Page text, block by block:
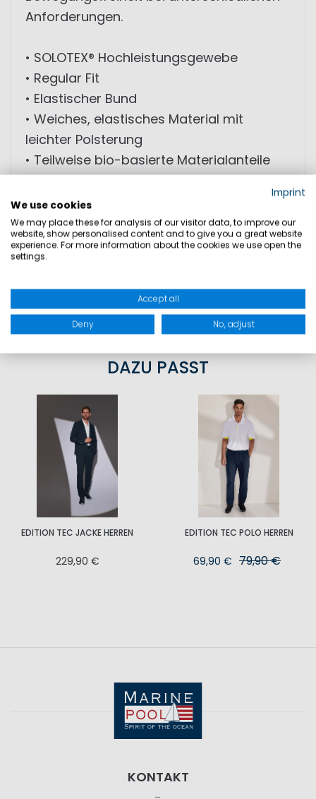
Anforderungen.
• SOLOTEX® Hochleistungsgewebe
• Regular Fit
• Elastischer Bund
• Weiches, elastisches Material mit
leichter Polsterung
• Teilweise bio-basierte Materialanteile
MATERIAL: Außenmaterial: 100% Polyester
GRÖSSEN
PRODUKTSICHERHEIT
DAZU PASST
EDITION TEC JACKE HERREN
229,90 €
EDITION TEC POLO HERREN
69,90 € 79,90 €
KONTAKT
Imprint
We use cookies
We may place these for analysis of our visitor data, to improve our
website, show personalised content and to give you a great website
experience. For more information about the cookies we use open the
settings.
Accept all
Deny No, adjust